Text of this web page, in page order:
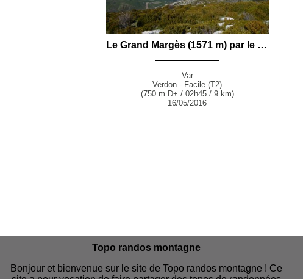
Le Grand Margès (1571 m) par le GR99 depuis Aiguines
Var
Verdon - Facile (T2)
(750 m D+ / 02h45 / 9 km)
16/05/2016
Topo randos montagne
Bonjour et bienvenue sur le site de Topo randos montagne ! Ce